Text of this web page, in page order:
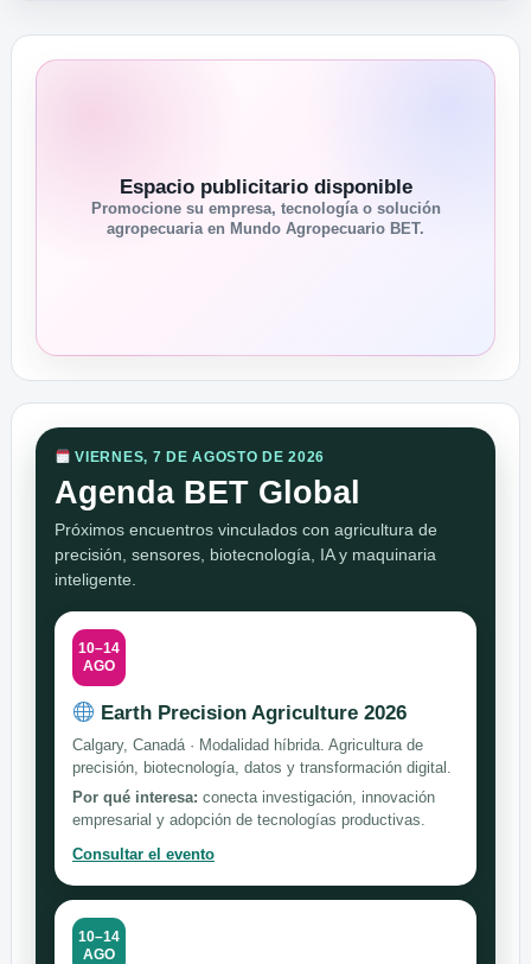
Espacio publicitario disponible
Promocione su empresa, tecnología o solución
agropecuaria en Mundo Agropecuario BET.
VIERNES, 7 DE AGOSTO DE 2026
Agenda BET Global
Próximos encuentros vinculados con agricultura de
precisión, sensores, biotecnología, IA y maquinaria
inteligente.
10–14
AGO
Earth Precision Agriculture 2026
Calgary, Canadá · Modalidad híbrida. Agricultura de
precisión, biotecnología, datos y transformación digital.
Por qué interesa: conecta investigación, innovación
empresarial y adopción de tecnologías productivas.
Consultar el evento
10–14
AGO